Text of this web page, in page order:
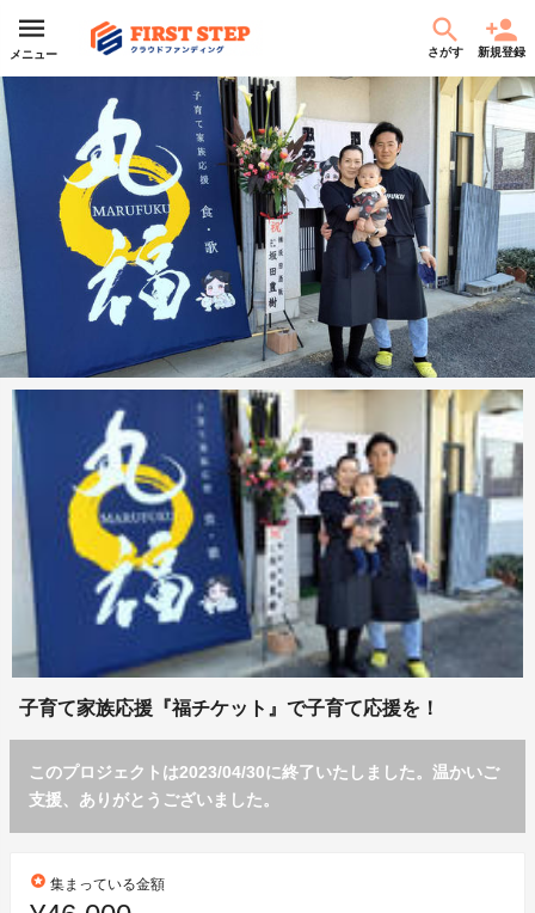
メニュー さがす 新規登録
子育て家族応援『福チケット』で子育て応援を！
このプロジェクトは2023/04/30に終了いたしました。温かいご
支援、ありがとうございました。
stars 集まっている金額